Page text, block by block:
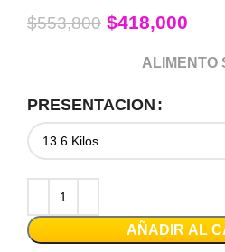
$553,800 $418,000
ALIMENTO
PRESENTACION
AÑADIR AL